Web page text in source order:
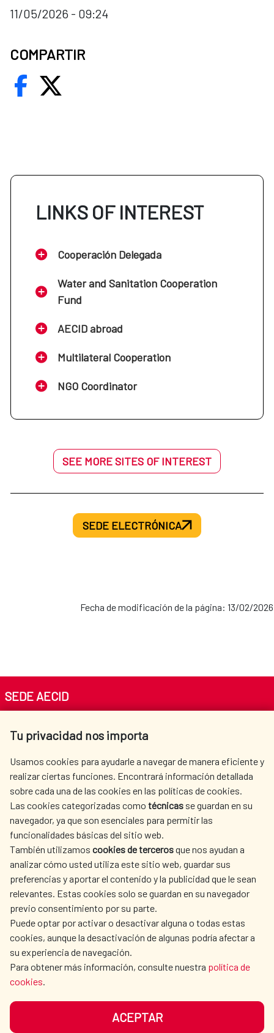
11/05/2026 - 09:24
COMPARTIR
LINKS OF INTEREST
Cooperación Delegada
Water and Sanitation Cooperation
Fund
AECID abroad
Multilateral Cooperation
NGO Coordinator
SEE MORE SITES OF INTEREST
SEDE ELECTRÓNICA
Fecha de modificación de la página: 13/02/2026
Tu privacidad nos importa
Usamos cookies para ayudarle a navegar de manera eficiente y
realizar ciertas funciones. Encontrará información detallada
sobre cada una de las cookies en las políticas de cookies.
Las cookies categorizadas como técnicas se guardan en su
navegador, ya que son esenciales para permitir las
funcionalidades básicas del sitio web.
También utilizamos cookies de tercerosque nos ayudan a
analizar cómo usted utiliza este sitio web, guardar sus
preferencias y aportar el contenido y la publicidad que le sean
relevantes. Estas cookies solo se guardan en su navegador
previo consentimiento por su parte.
Puede optar por activar o desactivar alguna o todas estas
cookies, aunque la desactivación de algunas podría afectar a
su experiencia de navegación.
Para obtener más información, consulte nuestra política de
cookies.
ACEPTAR
SEDE AECID
Tel. +34 900 20 30 54​​​​​​​
AECID
WHERE DO WE COOPERATE?
SPANISH HUMANITARIAN
ACTION
PRESS ROOM
CULTURE AND SCIENCE LIBRARY
OUR SOCIAL MEDIA
DATA PROTECTION